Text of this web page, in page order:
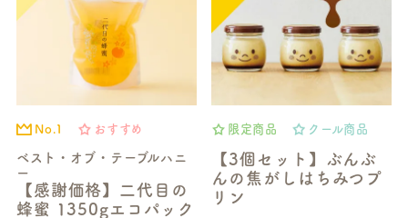
No.1 おすすめ
ベスト・オブ・テーブルハニ
ー
【感謝価格】二代目の
蜂蜜 1350gエコパック
限定商品 クール商品
【3個セット】ぶんぶ
んの焦がしはちみつプ
リン